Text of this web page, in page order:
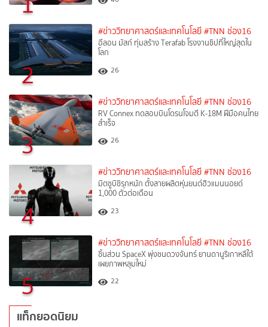
2
#ข่าววิทยาศาสตร์และเทคโนโลยี #TNN ช่อง16
อีลอน มัสก์ ทุ่มสร้าง Terafab โรงงานชิปที่ใหญ่สุดใน
โลก
26
3
#ข่าววิทยาศาสตร์และเทคโนโลยี #TNN ช่อง16
RV Connex ทดสอบบินโดรนโจมตี K-18M ฝีมือคนไทย
สำเร็จ
26
4
#ข่าววิทยาศาสตร์และเทคโนโลยี #TNN ช่อง16
มิตซูบิชิรุกหนัก ตั้งสายผลิตหุ่นยนต์ฮิวแมนนอยด์
1,000 ตัวต่อเดือน
23
5
#ข่าววิทยาศาสตร์และเทคโนโลยี #TNN ช่อง16
ชิ้นส่วน SpaceX พุ่งชนดวงจันทร์ ยานดานูริเกาหลีใต้
เผยภาพหลุมใหม่
22
แท็กยอดนิยม